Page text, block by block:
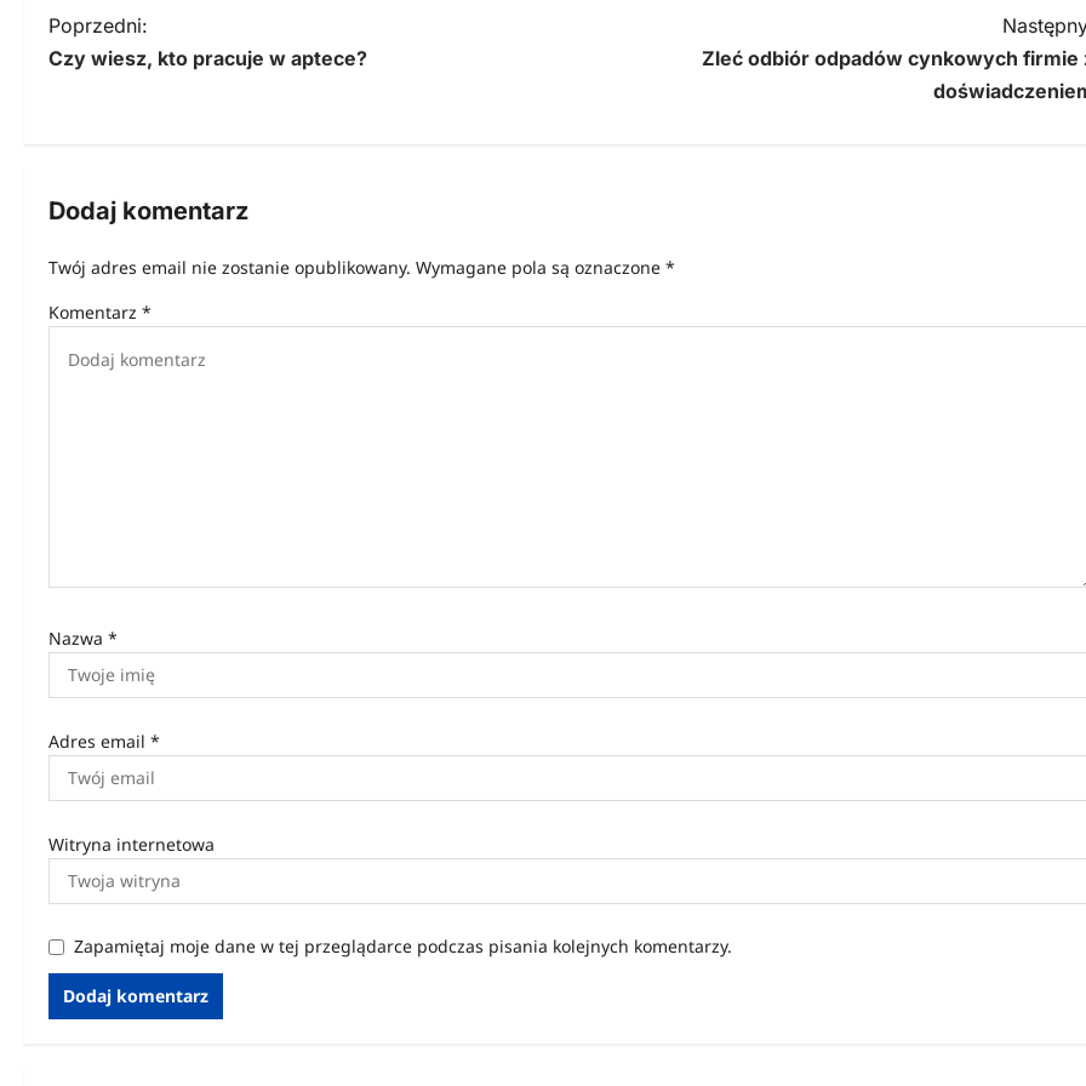
N
a
g
j
u
Poprzedni:
Czy wiesz, kto pracuje w aptece?
Zleć odbiór odpadów cynkowych firmie
Dodaj komentarz
Twój adres email nie zostanie opublikowany. Wymagane pola są oznaczone *
Komentarz *
Nazwa *
Adres email *
Witryna internetowa
Zapamiętaj moje dane w tej przeglądarce podczas pisania kolejnych komentarzy.